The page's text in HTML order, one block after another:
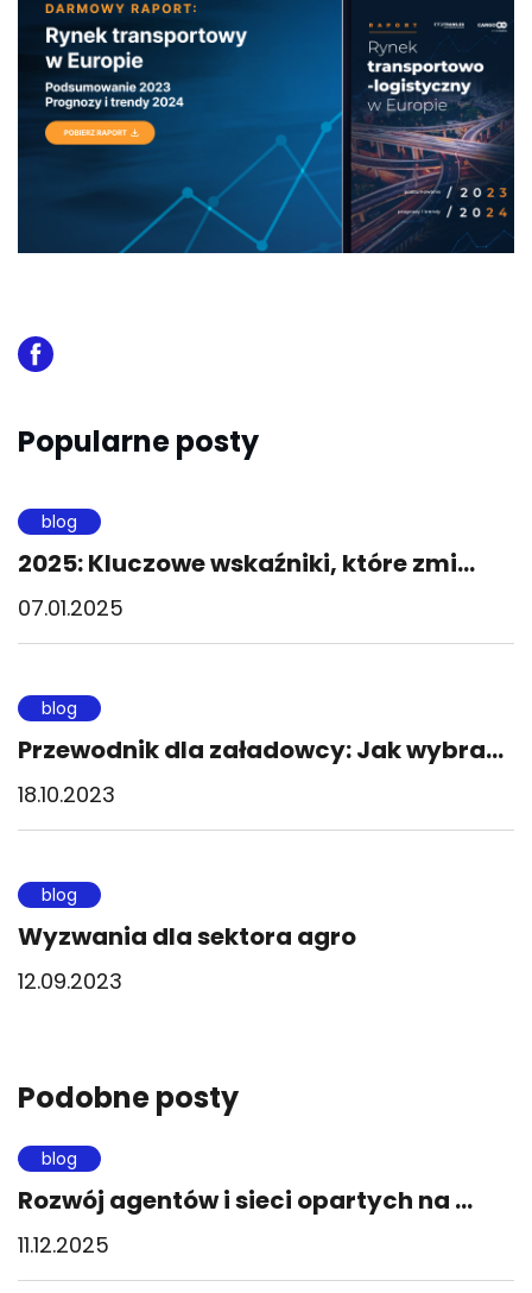
Popularne posty
blog
2025: Kluczowe wskaźniki, które zmi...
07.01.2025
blog
Przewodnik dla załadowcy: Jak wybra...
18.10.2023
blog
Wyzwania dla sektora agro
12.09.2023
Podobne posty
blog
Rozwój agentów i sieci opartych na ...
11.12.2025